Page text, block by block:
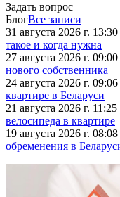
Задать вопрос
БлогВсе записи
31 августа 2026 г. 13:30
такое и когда нужна
27 августа 2026 г. 09:00
нового собственника
24 августа 2026 г. 09:06
квартире в Беларуси
21 августа 2026 г. 11:25
велосипеда в квартире
19 августа 2026 г. 08:08
обременения в